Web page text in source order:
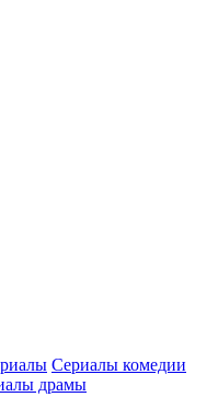
Сериалы комедии
драмы